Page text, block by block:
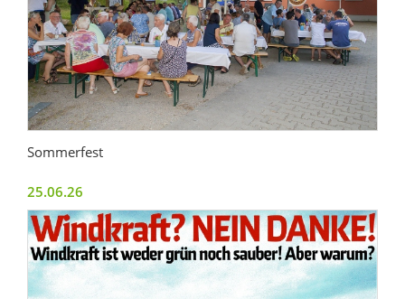
Sommerfest
25.06.26